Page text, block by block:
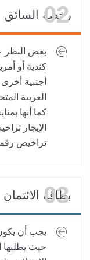
رخصة السائق
بغض النظر
كندية أو
أجنبية
العربية
كما أنها
الإيجار
تراخيص
بطاقة الائتمان
يجب أن
حيث